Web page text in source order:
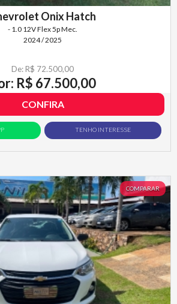
Onix Hatch
- 1.0 12V Flex 5p Mec.
2024 / 2025
De: R$ 72.500,00
R$ 67.500,00
CONFIRA
TENHO INTERESSE
COMPARAR